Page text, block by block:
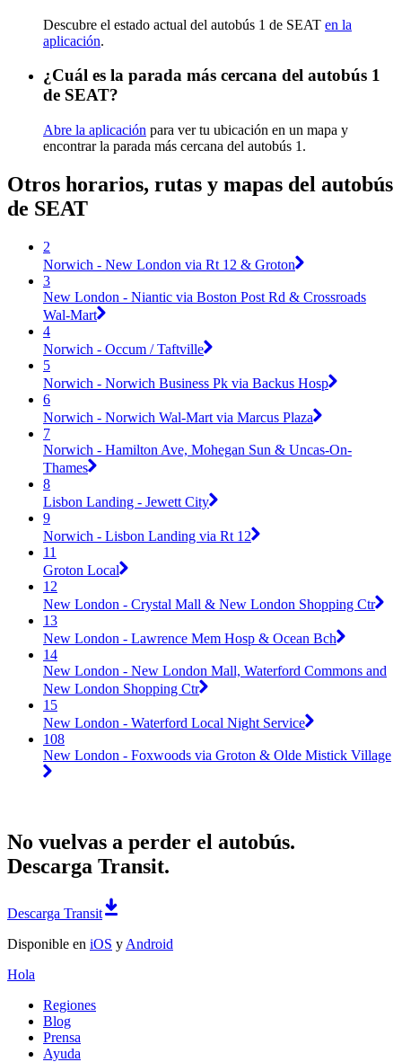
Descubre el estado actual del autobús 1 de SEAT en la
aplicación.
¿Cuál es la parada más cercana del autobús 1
de SEAT?
Abre la aplicación para ver tu ubicación en un mapa y
encontrar la parada más cercana del autobús 1.
Otros horarios, rutas y mapas del autobús
de SEAT
2
Norwich - New London via Rt 12 & Groton
3
New London - Niantic via Boston Post Rd & Crossroads
Wal-Mart
4
Norwich - Occum / Taftville
5
Norwich - Norwich Business Pk via Backus Hosp
6
Norwich - Norwich Wal-Mart via Marcus Plaza
7
Norwich - Hamilton Ave, Mohegan Sun & Uncas-On-
Thames
8
Lisbon Landing - Jewett City
9
Norwich - Lisbon Landing via Rt 12
11
Groton Local
12
New London - Crystal Mall & New London Shopping Ctr
13
New London - Lawrence Mem Hosp & Ocean Bch
14
New London - New London Mall, Waterford Commons and
New London Shopping Ctr
15
New London - Waterford Local Night Service
108
New London - Foxwoods via Groton & Olde Mistick Village
No vuelvas a perder el autobús.
Descarga Transit.
Descarga Transit
Disponible en iOS y Android
Hola
Regiones
Blog
Prensa
Ayuda